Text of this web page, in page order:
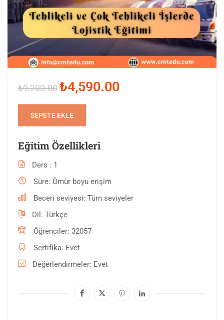
₺9,200.00₺4,590.00
SEPETE EKLE
Eğitim Özellikleri
Ders
1
Süre Ömür boyu erişim
Beceri seviyesi Tüm seviyeler
Dil
Türkçe
Öğrenciler 32057
Sertifika Evet
Değerlendirmeler Evet